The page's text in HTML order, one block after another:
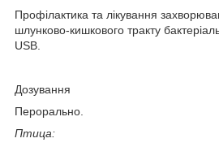
Профілактика та лікування
шлунково-кишкового тракту
USB.
Дозування
Перорально.
Птица: